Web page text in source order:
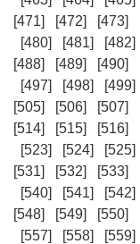
[471]
[472] [473]
[480]
[481] [482]
[488]
[489] [490]
[497]
[498] [499]
[505]
[506] [507]
[514]
[515] [516]
[523]
[524] [525]
[531]
[532] [533]
[540]
[541] [542]
[548]
[549] [550]
[557]
[558] [559]